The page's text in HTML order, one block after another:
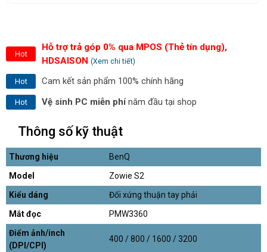
Hot
Hỗ trợ trả góp 0% qua MPOS (Thẻ tín dụng),
HDSAISON (Xem chi tiết)
Hot Cam kết sản phẩm 100% chính hãng
Hot Vệ sinh PC miễn phínăm đầu tại shop
Thông số kỹ thuật
Thương hiệu
BenQ
Model
Zowie S2
Kiểu dáng
Đối xứng thuận tay phải
Mắt đọc
PMW3360
Điểm ảnh/inch
(DPI/CPI)
400 / 800 / 1600 / 3200